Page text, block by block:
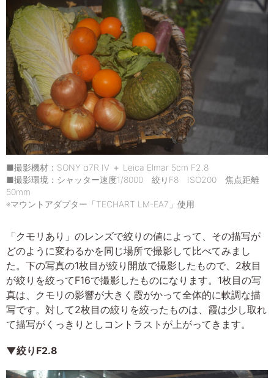
■撮影機材：SONY α7R IV ＋ Leica Elmar 5cm F2.8
■撮影環境：シャッター速度1/8000 絞りF8 ISO200 焦点距離
50mm
※マウントアダプター「TECHART LM-EA7」使用
「クモリあり」のレンズで絞りの値によって、その描写が
どのように変わるかを同じ場所で撮影して比べてみまし
た。下の写真の1枚目が絞り開放で撮影したもので、2枚目
が絞りを絞ってF16で撮影したものになります。1枚目の写
真は、クモリの影響が大きく霞がかって全体的に軟調な描
写です。対して2枚目の絞りを絞ったものは、霞は少し取れ
て描写がくっきりとしコントラストが上がってきます。
▼絞りF2.8